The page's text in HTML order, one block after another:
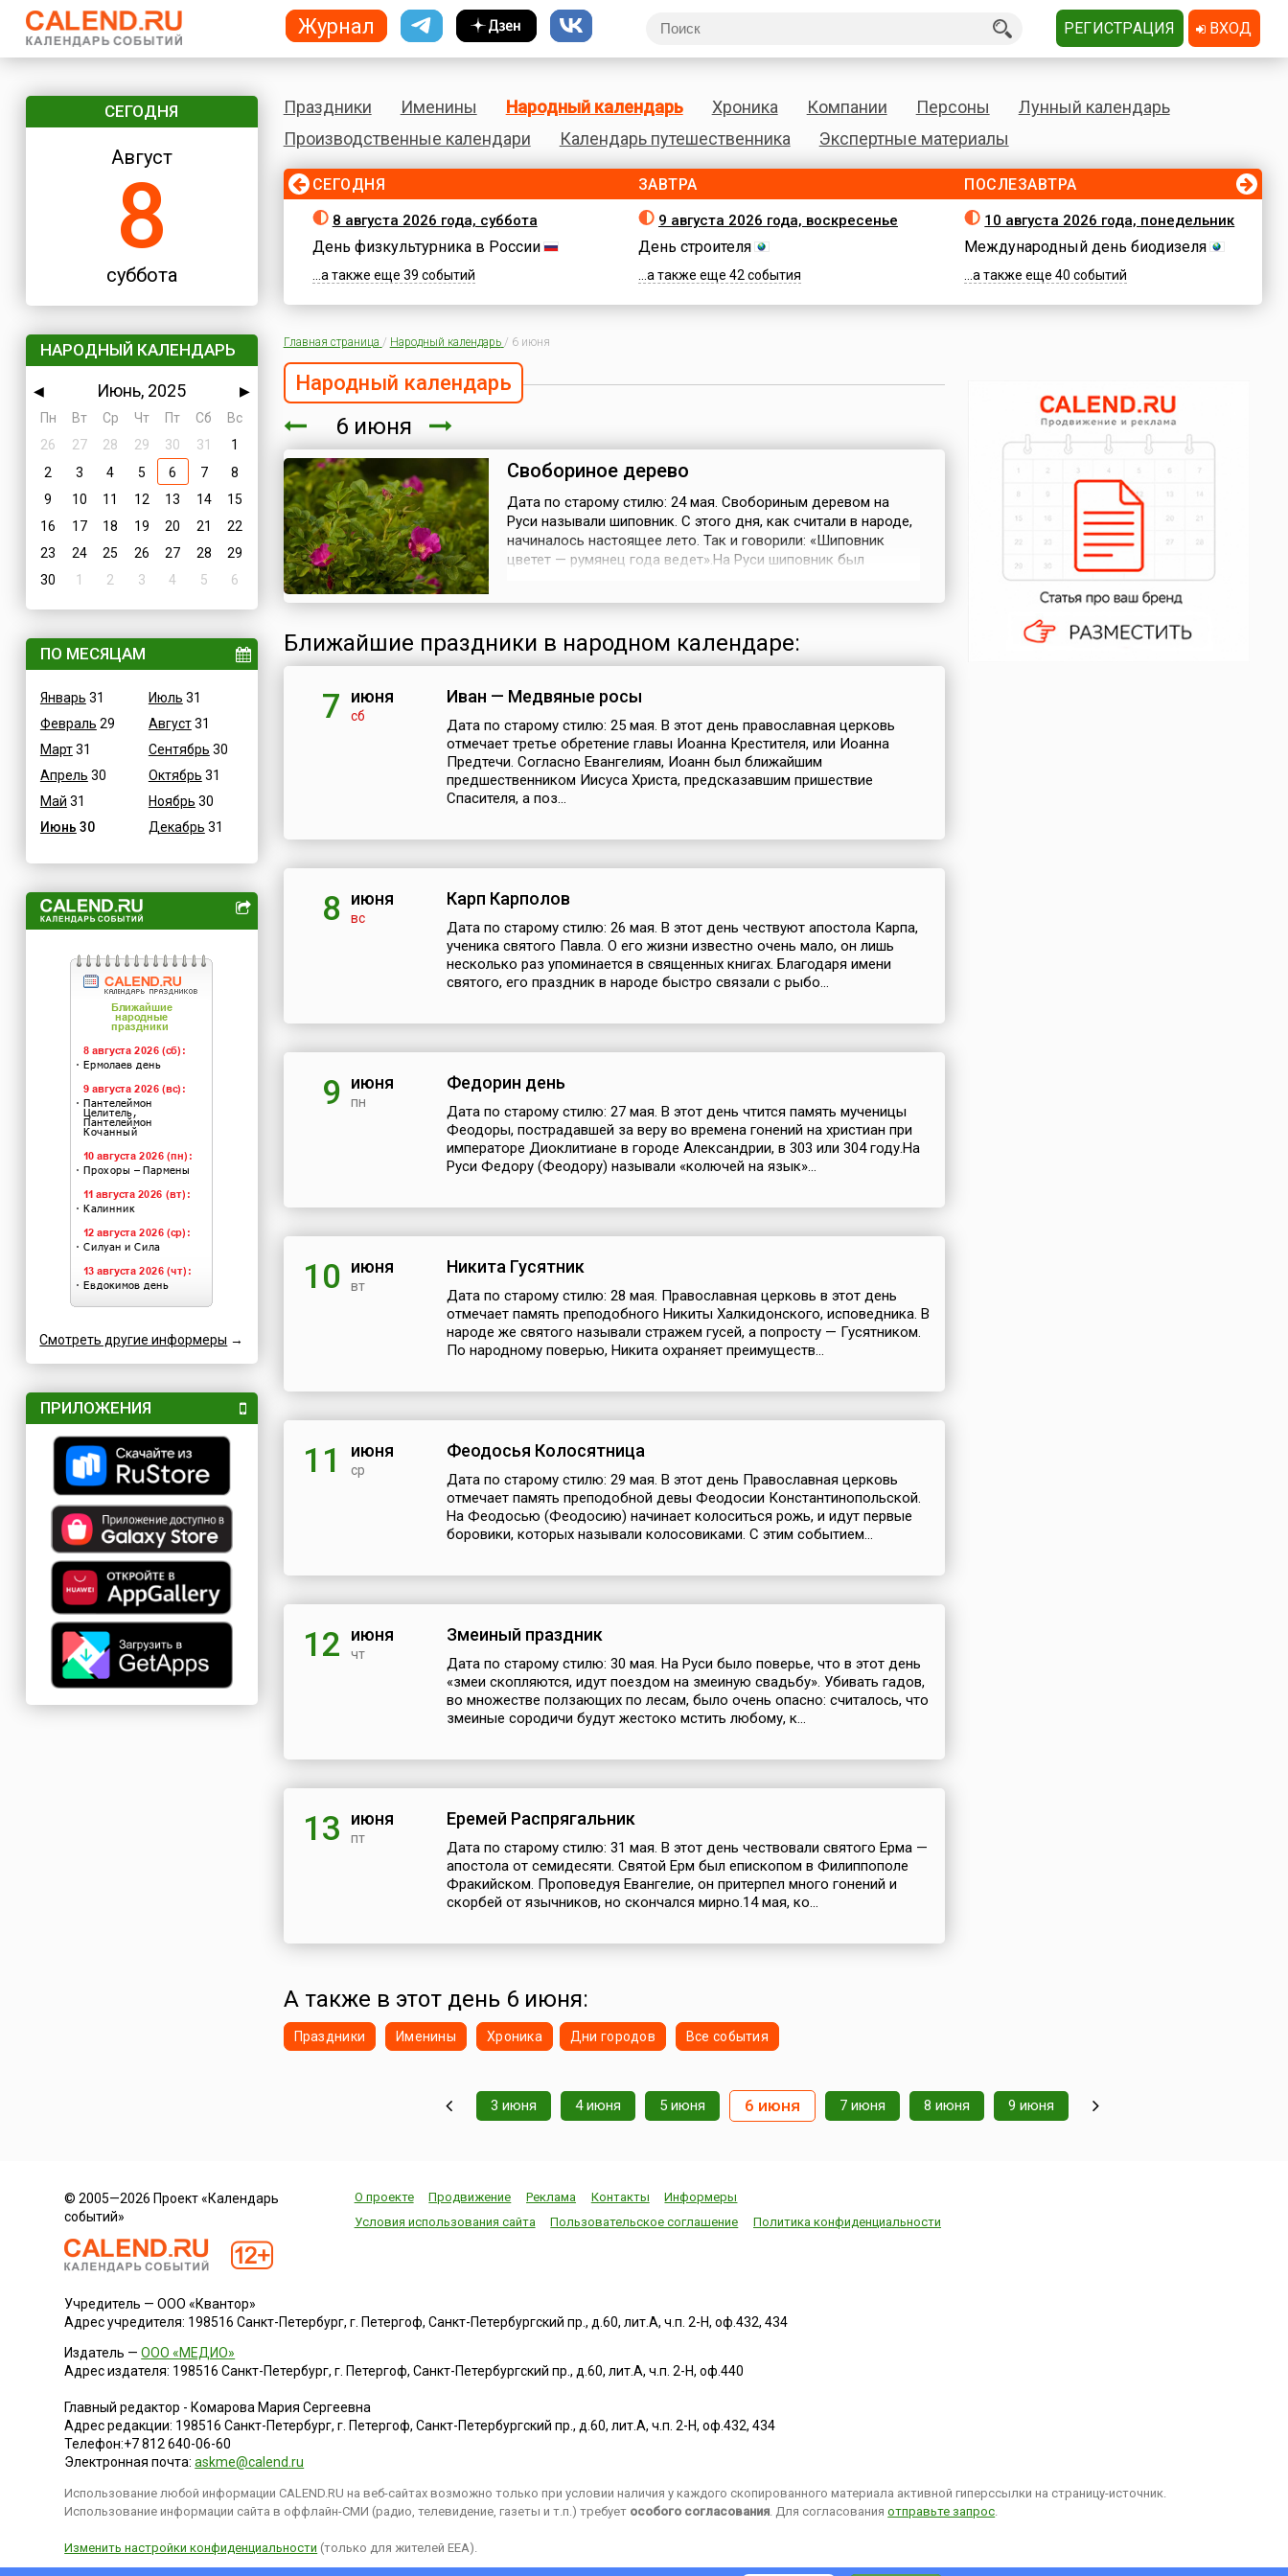
СЕГОДНЯ
Август
8
суббота
НАРОДНЫЙ КАЛЕНДАРЬ
◀ Июнь, 2025
▶
Пн
Вт Ср Чт Пт Сб
Вс
26
27 28 29 30 31
1
2
3 4 5 6 7
8
9
10 11 12 13 14
15
16
17 18 19 20 21
22
23
24 25 26 27 28
29
30
1 2 3 4 5 6
ПО МЕСЯЦАМ
Январь 31
Февраль 29
Март31
Апрель 30
Май 31
Июнь 30
Июль 31
Август31
Сентябрь 30
Октябрь 31
Ноябрь 30
Декабрь 31
Смотреть другие информеры →
ПРИЛОЖЕНИЯ
Праздники Именины Народный календарь Хроника Компании Персоны
Лунный календарь
Производственные календари
Календарь путешественника Экспертные материалы
СЕГОДНЯ
8 августа 2026 года, суббота
День физкультурника в России
...а также еще 39 событий
ЗАВТРА
9 августа 2026 года, воскресенье
День строителя
...а также еще 42 события
ПОСЛЕЗАВТРА
10 августа 2026 года, понедельник
Международный день биодизеля
...а также еще 40 событий
Главная страница / Народный календарь / 6 июня
Народный календарь
6 июня
Свобориное дерево
Дата по старому стилю: 24 мая. Свобориным деревом на
Руси называли шиповник. С этого дня, как считали в народе,
начиналось настоящее лето. Так и говорили: «Шиповник
цветет — румянец года ведет».На Руси шиповник был
красотой, похитил девушку,...
Ближайшие праздники в народном календаре:
7 июня
сб
Иван — Медвяные росы
Дата по старому стилю: 25 мая. В этот день православная церковь
отмечает третье обретение главы Иоанна Крестителя, или Иоанна
Предтечи. Согласно Евангелиям, Иоанн был ближайшим
предшественником Иисуса Христа, предсказавшим пришествие
Спасителя, а поз...
8 июня
вс
Карп Карполов
Дата по старому стилю: 26 мая. В этот день чествуют апостола Карпа,
ученика святого Павла. О его жизни известно очень мало, он лишь
несколько раз упоминается в священных книгах. Благодаря имени
святого, его праздник в народе быстро связали с рыбо...
9 июня
пн
Федорин день
Дата по старому стилю: 27 мая. В этот день чтится память мученицы
Феодоры, пострадавшей за веру во времена гонений на христиан при
императоре Диоклитиане в городе Александрии, в 303 или 304 году.На
Руси Федору (Феодору) называли «колючей на язык»...
10 июня
вт
Никита Гусятник
Дата по старому стилю: 28 мая. Православная церковь в этот день
отмечает память преподобного Никиты Халкидонского, исповедника. В
народе же святого называли стражем гусей, а попросту — Гусятником.
По народному поверью, Никита охраняет преимуществ...
11 июня
ср
Феодосья Колосятница
Дата по старому стилю: 29 мая. В этот день Православная церковь
отмечает память преподобной девы Феодосии Константинопольской.
На Феодосью (Феодосию) начинает колоситься рожь, и идут первые
боровики, которых называли колосовиками. С этим событием...
12 июня
чт
Змеиный праздник
Дата по старому стилю: 30 мая. На Руси было поверье, что в этот день
«змеи скопляются, идут поездом на змеиную свадьбу». Убивать гадов,
во множестве ползающих по лесам, было очень опасно: считалось, что
змеиные сородичи будут жестоко мстить любому, к...
13 июня
пт
Еремей Распрягальник
Дата по старому стилю: 31 мая. В этот день чествовали святого Ерма —
апостола от семидесяти. Святой Ерм был епископом в Филиппополе
Фракийском. Проповедуя Евангелие, он притерпел много гонений и
скорбей от язычников, но скончался мирно.14 мая, ко...
А также в этот день 6 июня:
Праздники Именины Хроника Дни городов Все события
3 июня 4 июня 5 июня 6 июня 7 июня 8 июня 9 июня
© 2005—2026 Проект «Календарь
событий»
О проекте Продвижение Реклама Контакты
Информеры
Условия использования сайта
Пользовательское соглашение Политика конфиденциальности
Учредитель — ООО «Квантор»
Адрес учредителя: 198516 Санкт-Петербург, г. Петергоф, Санкт-Петербургский пр., д.60, лит.А, ч.п. 2-Н, оф.432, 434
Издатель —ООО «МЕДИО»
Адрес издателя: 198516 Санкт-Петербург, г. Петергоф, Санкт-Петербургский пр., д.60, лит.А, ч.п. 2-Н, оф.440
Главный редактор - Комарова Мария Сергеевна
Адрес редакции: 198516 Санкт-Петербург, г. Петергоф,Санкт-Петербургский пр., д.60, лит.А, ч.п. 2-Н, оф.432, 434
Телефон:+7 812 640-06-60
Электронная почта:askme@calend.ru
Использование любой информации CALEND.RU на веб-сайтах возможно только при условии наличия у каждого скопированного материала активной гиперссылки на страницу-источник.
Использование информации сайта в оффлайн-СМИ (радио, телевидение, газеты и т.п.) требует особого согласования. Для согласованияотправьте запрос.
Изменить настройки конфиденциальности (только для жителей EEA).
Журнал РЕГИСТРАЦИЯ ВХОД